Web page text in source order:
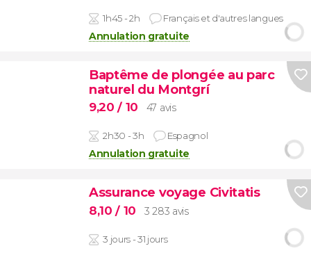
1h45 - 2h Français et d'autres langues
Annulation gratuite
Baptême de plongée au parc
naturel du Montgrí
9,20/ 10 47 avis
2h30 - 3h Espagnol
Annulation gratuite
Assurance voyage Civitatis
8,10/ 10 3 283 avis
3 jours - 31 jours